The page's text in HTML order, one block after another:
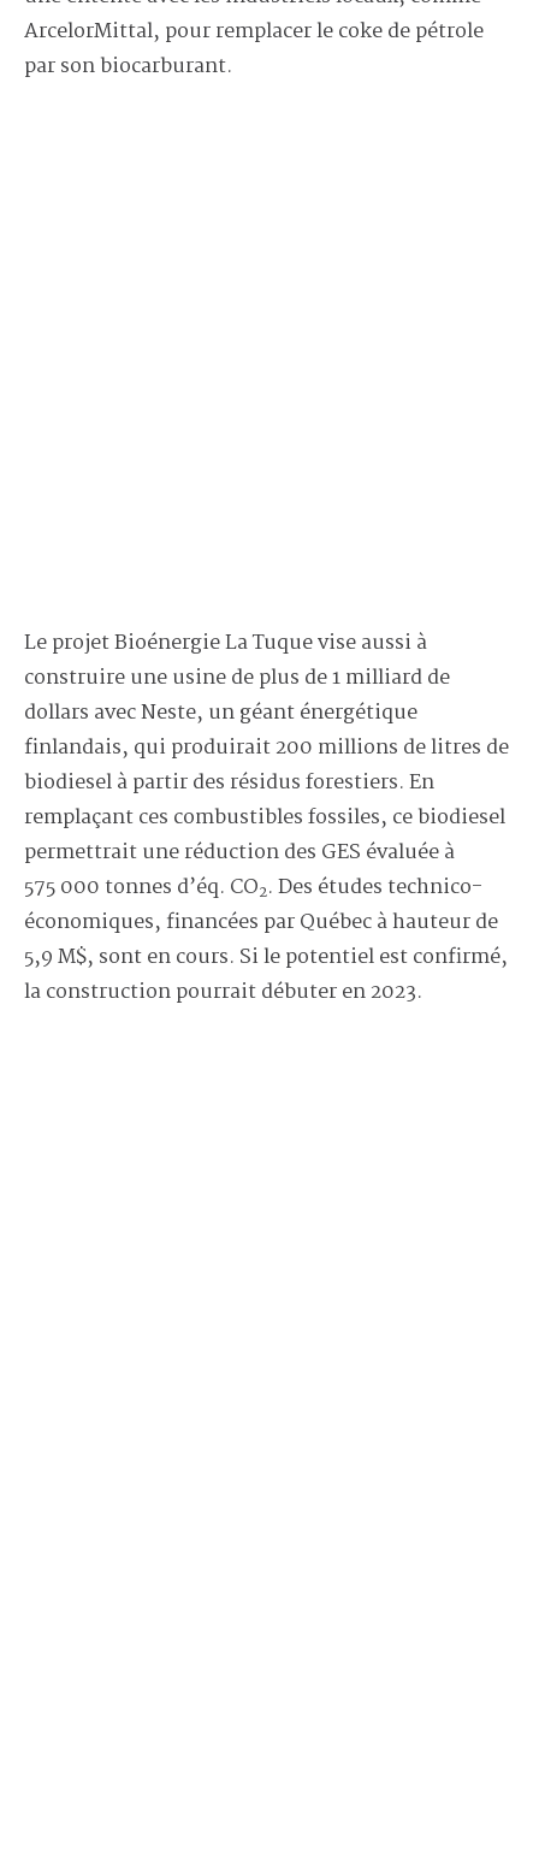
ArcelorMittal, pour remplacer le coke de pétrole
par son biocarburant.
Le projet Bioénergie La Tuque vise aussi à
construire une usine de plus de 1 milliard de
dollars avec Neste, un géant énergétique
finlandais, qui produirait 200 millions de litres de
biodiesel à partir des résidus forestiers. En
remplaçant ces combustibles fossiles, ce biodiesel
permettrait une réduction des GES évaluée à
575 000 tonnes d’éq. CO2. Des études technico-
économiques, financées par Québec à hauteur de
5,9 M$, sont en cours. Si le potentiel est confirmé,
la construction pourrait débuter en 2023.